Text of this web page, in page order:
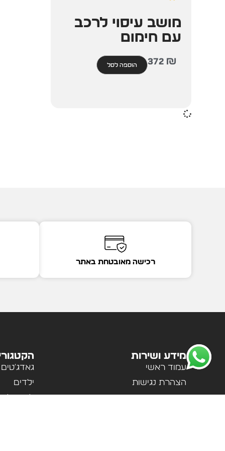
מושב עיסוי לרכב
עם חימום
372 ₪ הוספה לסל
רכישה מאובטחת באתר
מידע ושירות
עמוד ראשי
הצהרת נגישות
מדיניות פרטיות
גאדג'טים
ילדים
לבית